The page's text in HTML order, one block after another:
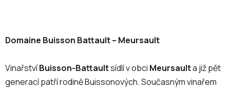
Domaine Buisson Battault – Meursault
VinařstvíBuisson-Battaultsídlí v obci Meursaulta již pět
generací patří rodině Buissonových. Současným vinařem